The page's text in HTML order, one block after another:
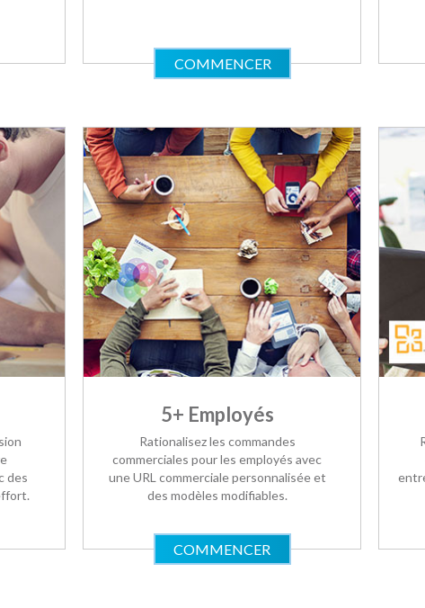
COMMENCER
des
5+ Employés
Rationalisez les commandes
commerciales pour les employés avec
une URL commerciale personnalisée et
des modèles modifiables.
COMMENCER